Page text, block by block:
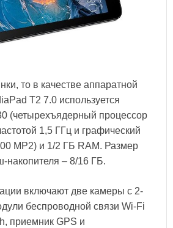
то в качестве аппаратной
T2 7.0 используется
(четырехъядерный процессор
1,5 ГГц и графический
MP2) и 1/2 ГБ RAM. Размер
накопителя – 8/16 ГБ.
включают две камеры с 2-
беспроводной связи Wi-Fi
приемник GPS и